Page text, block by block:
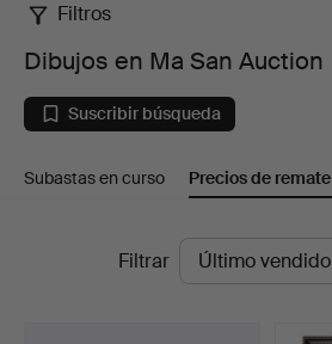
Dibujos
en
Ma
San
Auction
Filtros
Dibujos en Ma San Auction
Suscribir búsqueda
Subastas en curso Precios de remate
Filtrar